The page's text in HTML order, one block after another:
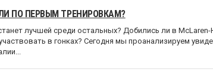
ПО ПЕРВЫМ ТРЕНИРОВКАМ?
лучшей среди остальных? Добились ли в McLaren-
в гонках? Сегодня мы проанализируем